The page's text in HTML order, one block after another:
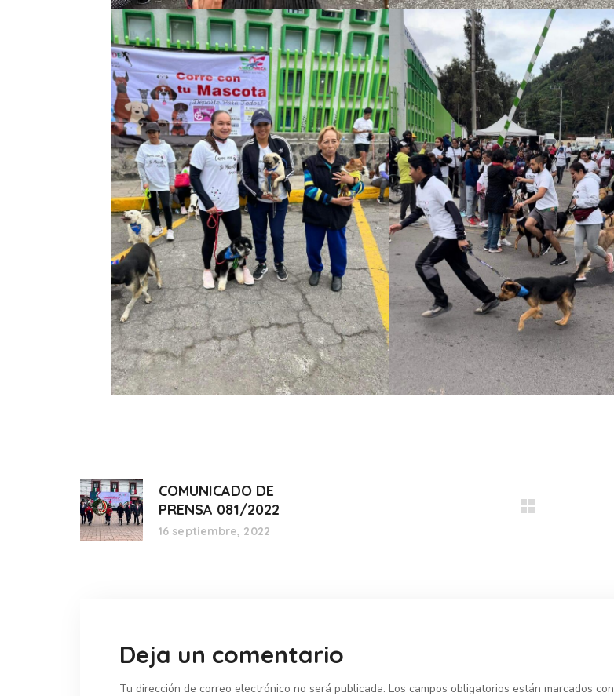
COMUNICADO DE
PRENSA 081/2022
16 septiembre, 2022
Deja un comentario
Tu dirección de correo electrónico no será publicada. Los campos obligatorios están marcados con